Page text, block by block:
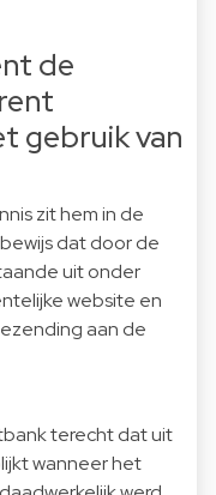
de
gebruik van
zit hem in de
dat door de
uit onder
website en
aan de
terecht dat uit
wanneer het